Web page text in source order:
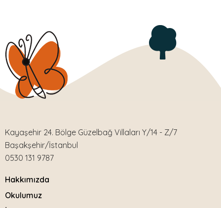
Kayaşehir 24. Bölge Güzelbağ Villaları Y/14 - Z/7
Başakşehir/İstanbul
0530 131 9787
Hakkımızda
Okulumuz